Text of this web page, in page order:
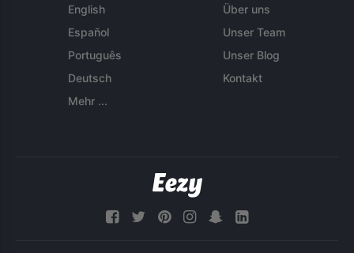
English
Español
Português
Deutsch
Mehr ...
Über uns
Unser Team
Unser Blog
Kontakt